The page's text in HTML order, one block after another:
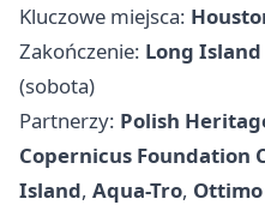
Kluczowe miejsca:
Zakończenie: Long Island
(sobota)
Partnerzy: Polish
Copernicus Foundation
Island, Aqua-Tro, Ottimo